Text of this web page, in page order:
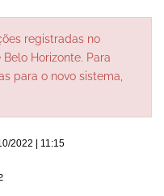
registradas no
Horizonte. Para
para o novo sistema,
2022 | 11:15